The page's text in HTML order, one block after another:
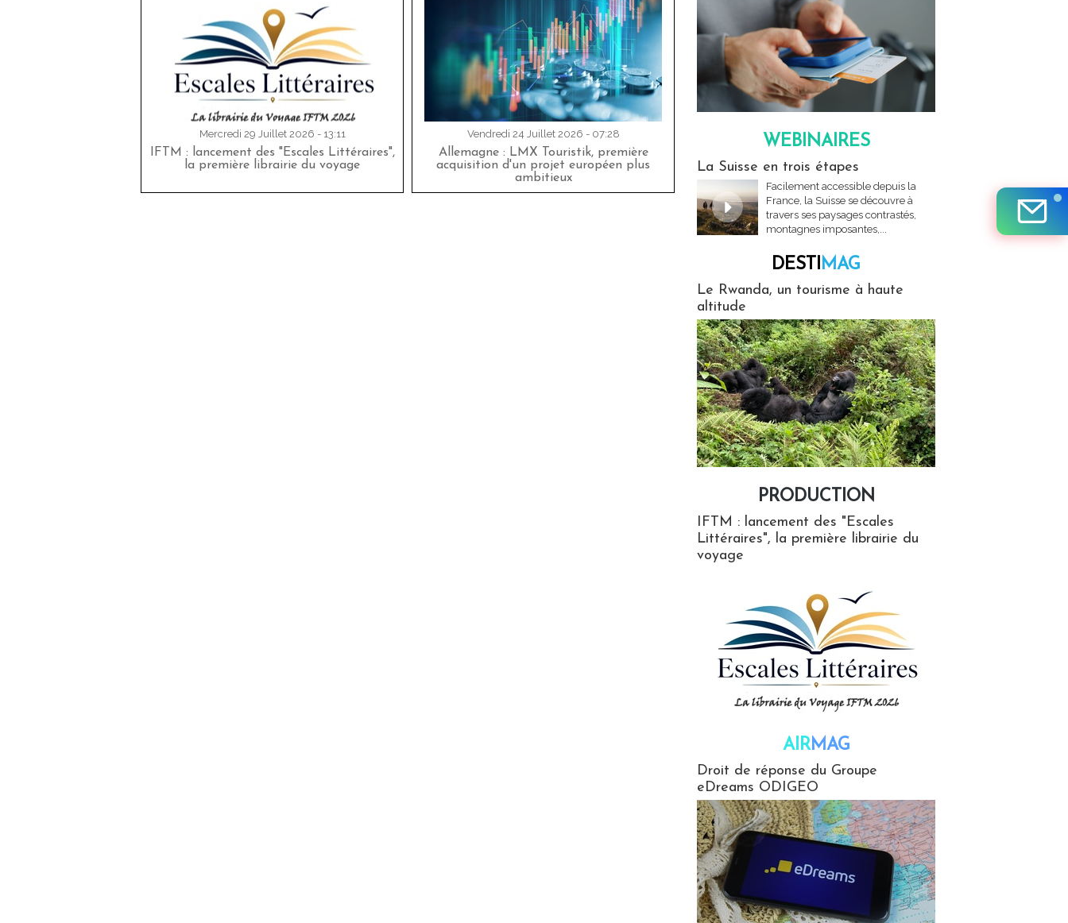
Mercredi 29 Juillet 2026 - 13:11
IFTM : lancement des "Escales Littéraires",
la première librairie du voyage
Vendredi 24 Juillet 2026 - 07:28
Allemagne : LMX Touristik, première
acquisition d'un projet européen plus
ambitieux
WEBINAIRES
La Suisse en trois étapes
Facilement accessible depuis la
France, la Suisse se découvre à
travers ses paysages contrastés,
montagnes imposantes,...
DESTIMAG
Le Rwanda, un tourisme à haute
altitude
PRODUCTION
IFTM : lancement des "Escales
Littéraires", la première librairie du
voyage
AIRMAG
Droit de réponse du Groupe
eDreams ODIGEO